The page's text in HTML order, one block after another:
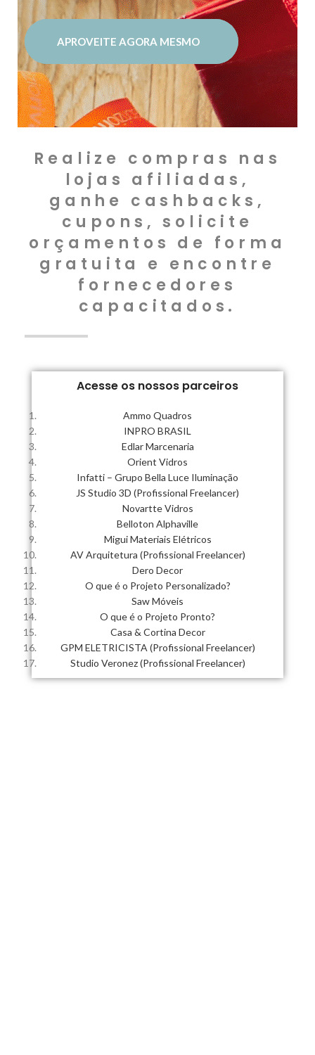
APROVEITE AGORA MESMO
Realize compras nas
lojas afiliadas,
ganhe cashbacks,
cupons, solicite
orçamentos de forma
gratuita e encontre
fornecedores
capacitados.
Acesse os nossos parceiros
Ammo Quadros
INPRO BRASIL
Edlar Marcenaria
Orient Vidros
Infatti – Grupo Bella Luce Iluminação
JS Studio 3D (Profissional Freelancer)
Novartte Vidros
Belloton Alphaville
Migui Materiais Elétricos
AV Arquitetura (Profissional Freelancer)
Dero Decor
O que é o Projeto Personalizado?
Saw Móveis
O que é o Projeto Pronto?
Casa & Cortina Decor
GPM ELETRICISTA (Profissional Freelancer)
Studio Veronez (Profissional Freelancer)